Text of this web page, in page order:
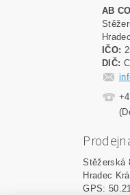
AB
IČO:
DIČ:
Stěžerská
Hradec
GPS: